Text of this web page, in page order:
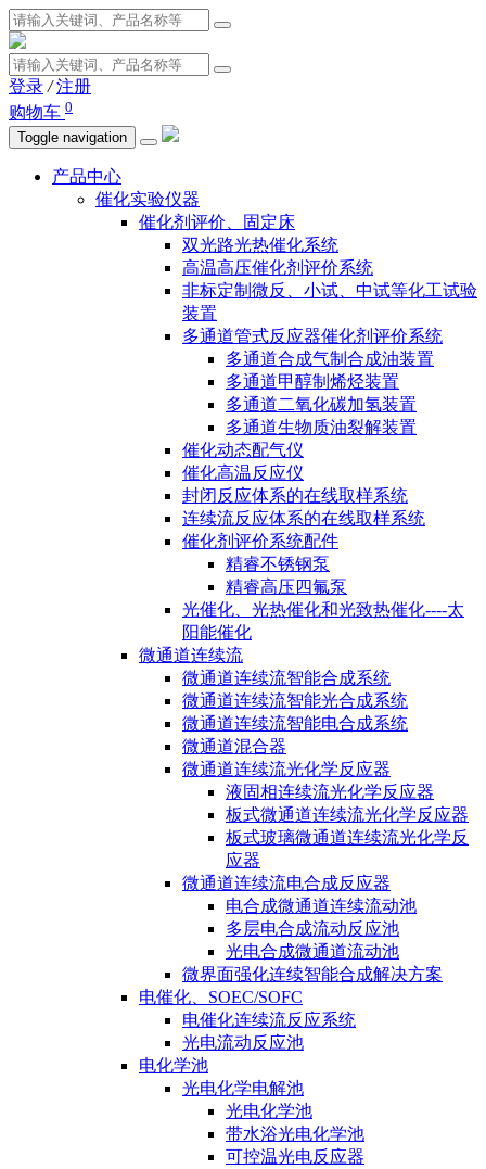
登录 / 注册
购物车 0
Toggle navigation
产品中心
催化实验仪器
催化剂评价、固定床
双光路光热催化系统
高温高压催化剂评价系统
非标定制微反、小试、中试等化工试验
装置
多通道管式反应器催化剂评价系统
多通道合成气制合成油装置
多通道甲醇制烯烃装置
多通道二氧化碳加氢装置
多通道生物质油裂解装置
催化动态配气仪
催化高温反应仪
封闭反应体系的在线取样系统
连续流反应体系的在线取样系统
催化剂评价系统配件
精睿不锈钢泵
精睿高压四氟泵
光催化、光热催化和光致热催化----太
阳能催化
微通道连续流
微通道连续流智能合成系统
微通道连续流智能光合成系统
微通道连续流智能电合成系统
微通道混合器
微通道连续流光化学反应器
液固相连续流光化学反应器
板式微通道连续流光化学反应器
板式玻璃微通道连续流光化学反
应器
微通道连续流电合成反应器
电合成微通道连续流动池
多层电合成流动反应池
光电合成微通道流动池
微界面强化连续智能合成解决方案
电催化、SOEC/SOFC
电催化连续流反应系统
光电流动反应池
电化学池
光电化学电解池
光电化学池
带水浴光电化学池
可控温光电反应器